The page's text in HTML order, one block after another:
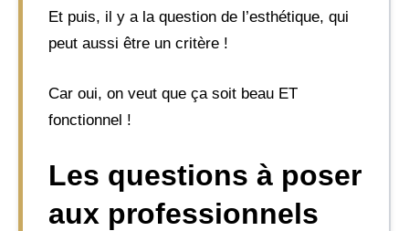
Et puis, il y a la question de l’esthétique, qui
peut aussi être un critère !
Car oui, on veut que ça soit beau ET
fonctionnel !
Les questions à poser
aux professionnels